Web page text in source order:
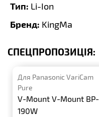
Тип: Li-Ion
Бренд: KingMa
СПЕЦПРОПОЗИЦІЯ:
Для Panasonic VariCam
Pure
V-Mount V-Mount BP-
190W